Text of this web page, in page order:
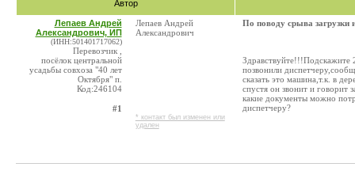
Автор
Лепаев Андрей
Александрович, ИП
(ИНН:501401717062)
Перевозчик ,
посёлок центральной
усадьбы совхоза "40 лет
Октября" п.
Код:246104
#1
Лепаев Андрей
Александрович
* контакт был изменен или
удален
По поводу срыва загрузки
Здравствуйте!!!Подскажите
позвонили
сказать это машина,т.к. в
спустя он звонит и говорит
какие документы можно
диспетчеру?